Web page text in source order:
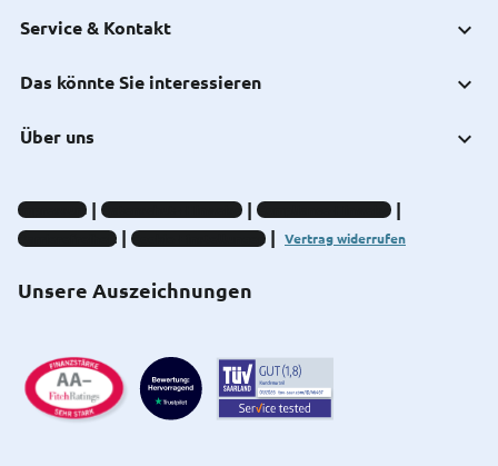
Service & Kontakt
Das könnte Sie interessieren
Über uns
Unsere Auszeichnungen
Impressum Datenschutz-Hinweise
Compliance-Hinweise
Barrierefreiheit
Cookie-Einstellungen Vertrag widerrufen